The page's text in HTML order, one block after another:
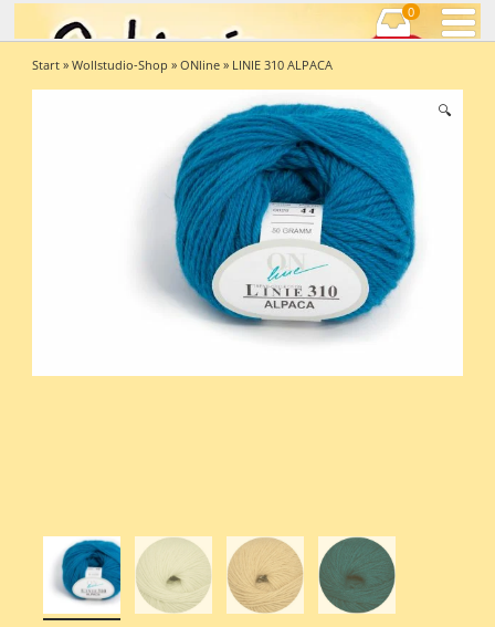
0
Start »Wollstudio-Shop »ONline » LINIE 310 ALPACA
🔍